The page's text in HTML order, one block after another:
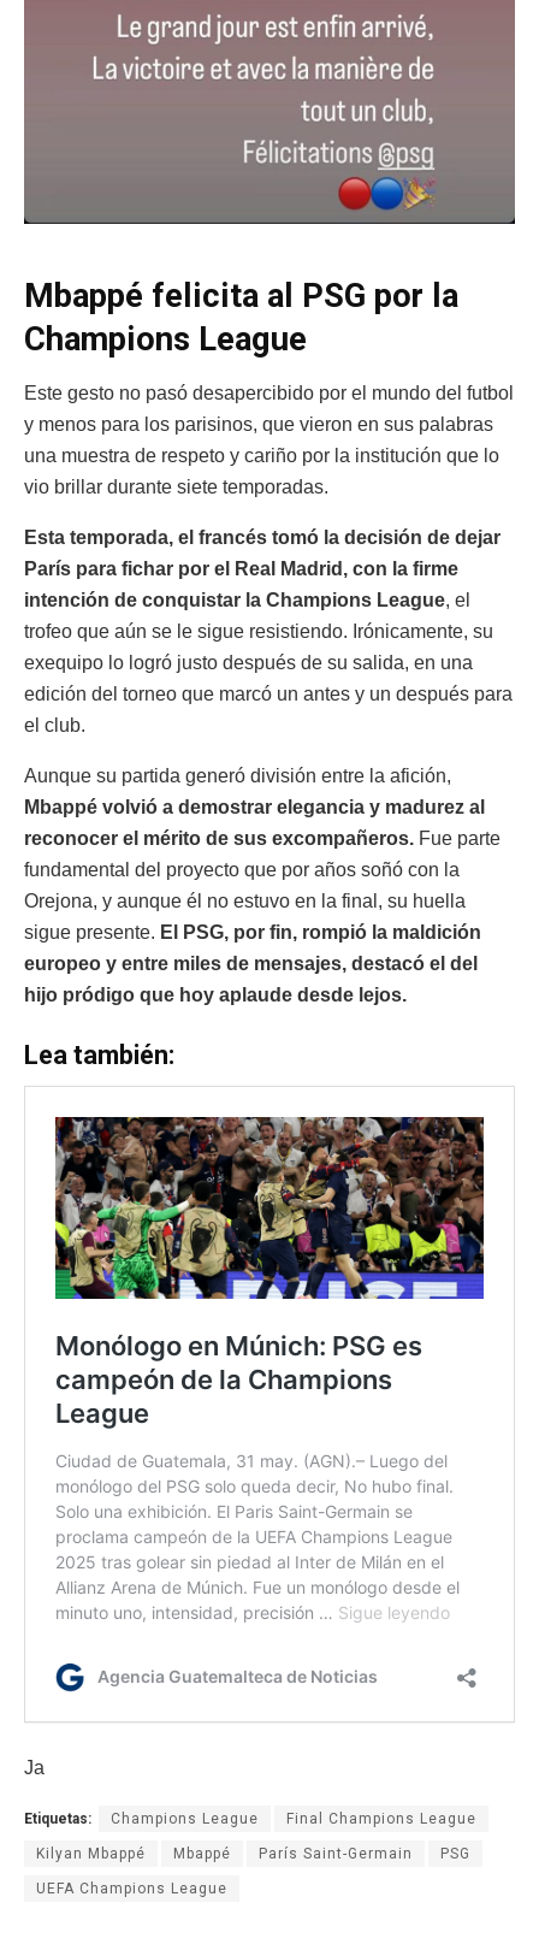
Mbappé felicita al PSG por la
Champions League
Este gesto no pasó desapercibido por el mundo del futbol
y menos para los parisinos, que vieron en sus palabras
una muestra de respeto y cariño por la institución que lo
vio brillar durante siete temporadas.
Esta temporada, el francés tomó la decisión de dejar
París para fichar por el Real Madrid, con la firme
intención de conquistar la Champions League, el
trofeo que aún se le sigue resistiendo. Irónicamente, su
exequipo lo logró justo después de su salida, en una
edición del torneo que marcó un antes y un después para
el club.
Aunque su partida generó división entre la afición,
Mbappé volvió a demostrar elegancia y madurez al
reconocer el mérito de sus excompañeros. Fue parte
fundamental del proyecto que por años soñó con la
Orejona, y aunque él no estuvo en la final, su huella
sigue presente. El PSG, por fin, rompió la maldición
europeo y entre miles de mensajes, destacó el del
hijo pródigo que hoy aplaude desde lejos.
Lea también:
Ja
Etiquetas: Champions League Final Champions League
Kilyan Mbappé Mbappé París Saint-Germain PSG
UEFA Champions League